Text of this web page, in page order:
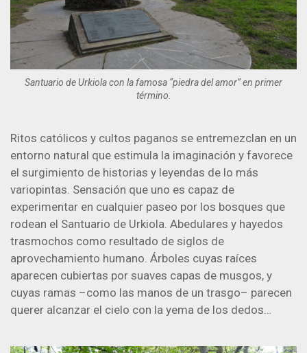
Santuario de Urkiola con la famosa “piedra del amor” en primer
término.
Ritos católicos y cultos paganos se entremezclan en un
entorno natural que estimula la imaginación y favorece
el surgimiento de historias y leyendas de lo más
variopintas. Sensación que uno es capaz de
experimentar en cualquier paseo por los bosques que
rodean el Santuario de Urkiola. Abedulares y hayedos
trasmochos como resultado de siglos de
aprovechamiento humano. Árboles cuyas raíces
aparecen cubiertas por suaves capas de musgos, y
cuyas ramas –como las manos de un trasgo– parecen
querer alcanzar el cielo con la yema de los dedos…